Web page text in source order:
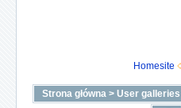
Homesite
Strona główna > User